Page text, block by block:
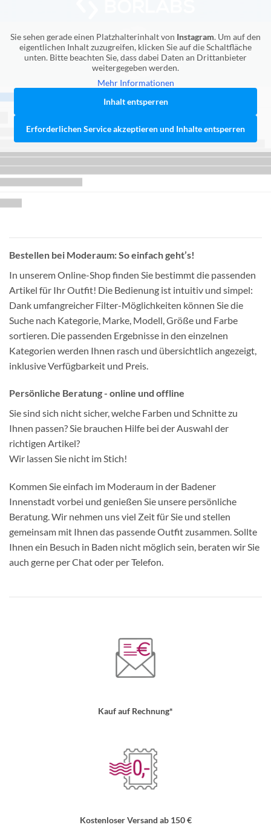
Sie sehen gerade einen Platzhalterinhalt von Instagram. Um auf den
eigentlichen Inhalt zuzugreifen, klicken Sie auf die Schaltfläche
unten. Bitte beachten Sie, dass dabei Daten an Drittanbieter
weitergegeben werden.
Mehr Informationen
Inhalt entsperren
Erforderlichen Service akzeptieren und Inhalte entsperren
Bestellen bei Moderaum: So einfach geht’s!
In unserem Online-Shop finden Sie bestimmt die passenden
Artikel für Ihr Outfit! Die Bedienung ist intuitiv und simpel:
Dank umfangreicher Filter-Möglichkeiten können Sie die
Suche nach Kategorie, Marke, Modell, Größe und Farbe
sortieren. Die passenden Ergebnisse in den einzelnen
Kategorien werden Ihnen rasch und übersichtlich angezeigt,
inklusive Verfügbarkeit und Preis.
Persönliche Beratung - online und offline
Sie sind sich nicht sicher, welche Farben und Schnitte zu
Ihnen passen? Sie brauchen Hilfe bei der Auswahl der
richtigen Artikel?
Wir lassen Sie nicht im Stich!
Kommen Sie einfach im Moderaum in der Badener
Innenstadt vorbei und genießen Sie unsere persönliche
Beratung. Wir nehmen uns viel Zeit für Sie und stellen
gemeinsam mit Ihnen das passende Outfit zusammen. Sollte
Ihnen ein Besuch in Baden nicht möglich sein, beraten wir Sie
auch gerne per Chat oder per Telefon.
Kauf auf Rechnung*
Kostenloser Versand ab 150 €